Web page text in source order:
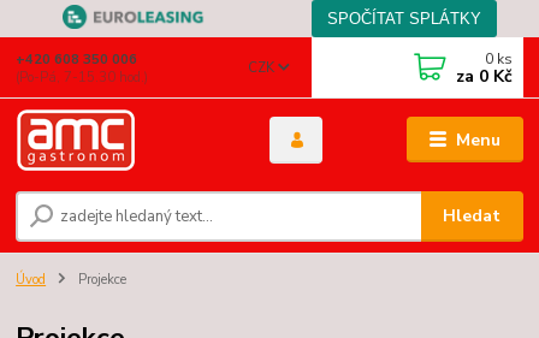
Menu
CZK
Hledat
+420 608 350 006
(Po-Pá, 7-15.30 hod.)
0 ks
za 0 Kč
Úvod Projekce